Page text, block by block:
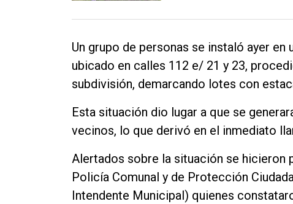
Un grupo de personas se instaló ayer
ubicado en calles 112 e/ 21 y 23,
subdivisión, demarcando lotes con
Esta situación dio lugar a que se
vecinos, lo que derivó en el inmediato
Alertados sobre la situación se hicieron
Policía Comunal y de Protección
Intendente Municipal) quienes